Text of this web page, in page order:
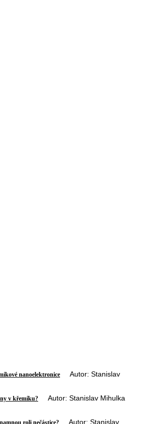
nanoelektronice Autor: Stanislav
v křemíku? Autor: Stanislav Mihulka
roli nečástice? Autor: Stanislav